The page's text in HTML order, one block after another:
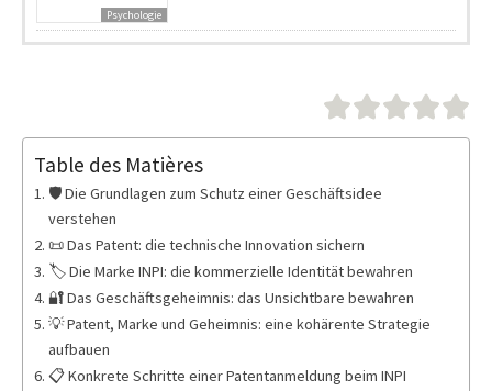
Psychologie
Table des Matières
🛡️ Die Grundlagen zum Schutz einer Geschäftsidee
verstehen
📜 Das Patent: die technische Innovation sichern
🏷️ Die Marke INPI: die kommerzielle Identität bewahren
🔐 Das Geschäftsgeheimnis: das Unsichtbare bewahren
💡 Patent, Marke und Geheimnis: eine kohärente Strategie
aufbauen
📋 Konkrete Schritte einer Patentanmeldung beim INPI